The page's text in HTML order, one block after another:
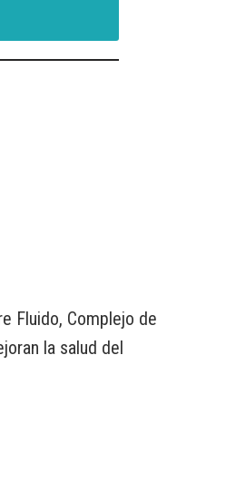
Fluido, Complejo de
la salud del